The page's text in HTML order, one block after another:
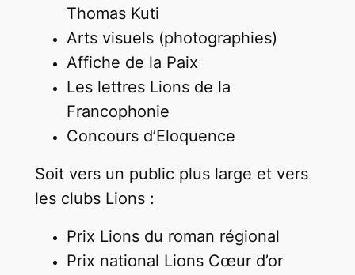
Thomas Kuti
Arts visuels (photographies)
Affiche de la Paix
Les lettres Lions de la
Francophonie
Concours d’Eloquence
Soit vers un public plus large et vers
les clubs Lions :
Prix Lions du roman régional
Prix national Lions Cœur d’or